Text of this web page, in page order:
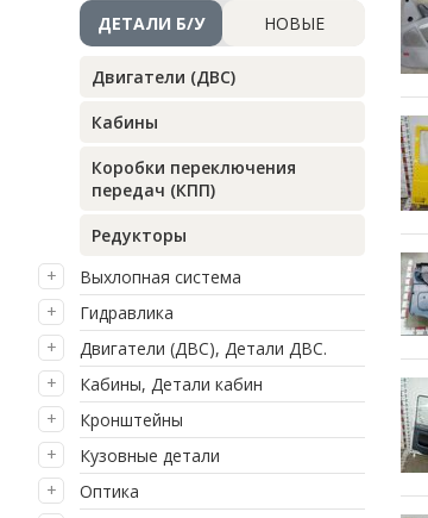
ДЕТАЛИ Б/У НОВЫЕ
Двигатели (ДВС)
Кабины
Коробки переключения
передач (КПП)
Редукторы
Выхлопная система
Гидравлика
Двигатели (ДВС), Детали ДВС.
Кабины, Детали кабин
Кронштейны
Кузовные детали
Оптика